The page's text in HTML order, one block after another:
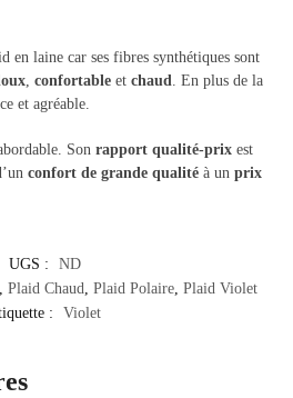
en laine car ses fibres synthétiques sont
, confortable et chaud. En plus de la
et agréable.
Son rapport qualité-prix est
confort de grande qualité à un prix
UGS :
ND
Plaid Chaud, Plaid Polaire, Plaid Violet
:
Violet